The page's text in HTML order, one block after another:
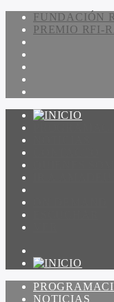
FUNDACIÓN
PREMIO RFI-
NOTICIAS